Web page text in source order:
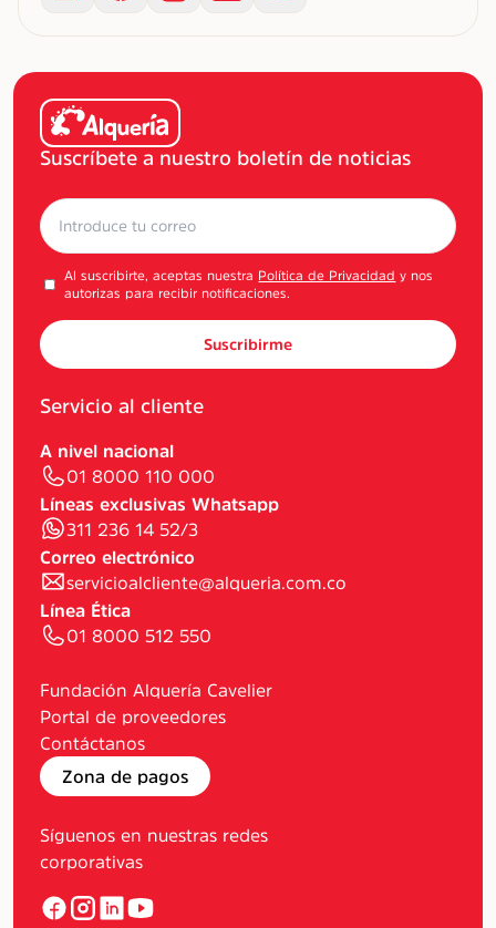
Suscríbete a nuestro boletín de noticias
Al suscribirte, aceptas nuestra Política de Privacidad y nos
autorizas para recibir notificaciones.
Suscribirme
Servicio al cliente
A nivel nacional
01 8000 110 000
Líneas exclusivas Whatsapp
311 236 14 52/3
Correo electrónico
servicioalcliente@alqueria.com.co
Línea Ética
01 8000 512 550
Fundación Alquería Cavelier
Portal de proveedores
Contáctanos
Zona de pagos
Síguenos en nuestras redes
corporativas